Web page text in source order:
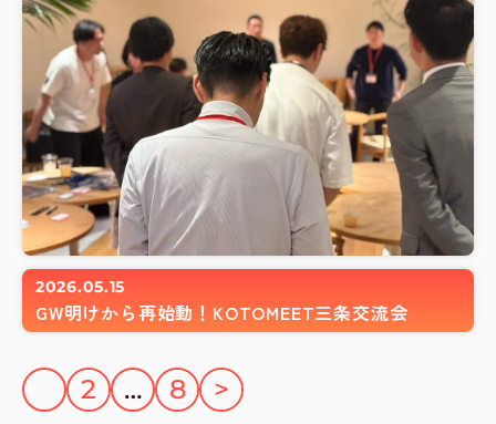
2026.05.15
GW明けから再始動！KOTOMEET三条交流会
投
稿 2 … 8 >